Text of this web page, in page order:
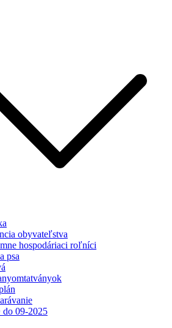
obyvateľstva
hospodáriaci roľníci
psa
09-2025